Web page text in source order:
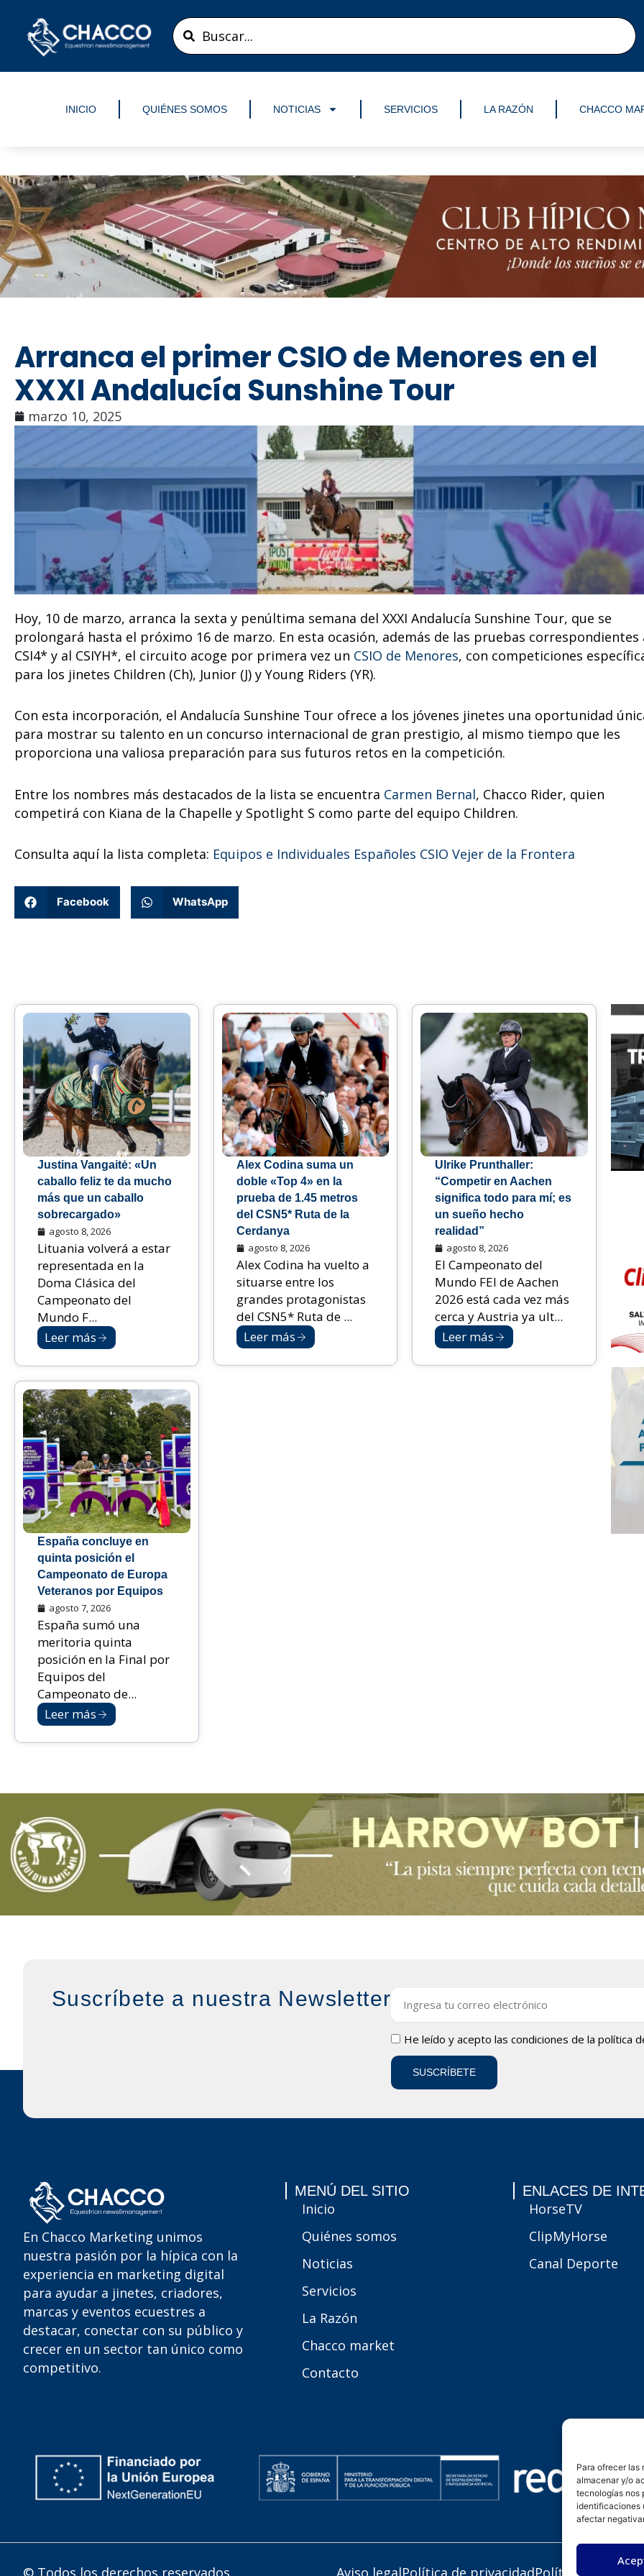
Para ofrecer las
almacenar y/o
tecnologías nos
identificaciones
afectar
contenido
Search
...
INICIO QUIÉNES SOMOS NOTICIAS SERVICIOS LA RAZÓN CHACCO
Arranca el primer CSIO de Menores en el
XXXI Andalucía Sunshine Tour
marzo 10, 2025
Hoy, 10 de marzo, arranca la sexta y penúltima semana del XXXI Andalucía Sunshine Tour, que se
prolongará hasta el próximo 16 de marzo. En esta ocasión, además de las pruebas correspondientes
CSI4* y al CSIYH*, el circuito acoge por primera vez un CSIO de Menores, con competiciones
para los jinetes Children (Ch), Junior (J) y Young Riders (YR).
Con esta incorporación, el Andalucía Sunshine Tour ofrece a los jóvenes jinetes una oportunidad
para mostrar su talento en un concurso internacional de gran prestigio, al mismo tiempo que les
proporciona una valiosa preparación para sus futuros retos en la competición.
Entre los nombres más destacados de la lista se encuentra Carmen Bernal, Chacco Rider, quien
competirá con Kiana de la Chapelle y Spotlight S como parte del equipo Children.
Consulta aquí la lista completa: Equipos e Individuales Españoles CSIO Vejer de la Frontera
Facebook WhatsApp
Justina Vangaitė: «Un
caballo feliz te da mucho
más que un caballo
sobrecargado»
agosto 8, 2026
Lituania volverá a estar
representada en la
Doma Clásica del
Campeonato del
Mundo F...
Leer más
Alex Codina suma un
doble «Top 4» en la
prueba de 1.45 metros
del CSN5* Ruta de la
Cerdanya
agosto 8, 2026
Alex Codina ha vuelto a
situarse entre los
grandes protagonistas
del CSN5* Ruta de ...
Leer más
Ulrike Prunthaller:
“Competir en Aachen
significa todo para mí; es
un sueño hecho
realidad”
agosto 8, 2026
El Campeonato del
Mundo FEI de Aachen
2026 está cada vez más
cerca y Austria ya ult...
Leer más
España concluye en
quinta posición el
Campeonato de Europa
Veteranos por Equipos
agosto 7, 2026
España sumó una
meritoria quinta
posición en la Final por
Equipos del
Campeonato de...
Leer más
Suscríbete a nuestra Newsletter
LOPDHe leído y acepto las condiciones de lapolítica
SUSCRÍBETE
En Chacco Marketing unimos
nuestra pasión por la hípica con la
experiencia en marketing digital
para ayudar a jinetes, criadores,
marcas y eventos ecuestres a
destacar, conectar con su público y
crecer en un sector tan único como
competitivo.
MENÚ DEL SITIO
Inicio
Quiénes somos
Noticias
Servicios
La Razón
Chacco market
Contacto
ENLACES DE
HorseTV
ClipMyHorse
Canal Deporte
© Todos los derechos reservados. Aviso legalPolítica de privacidadPolítica de